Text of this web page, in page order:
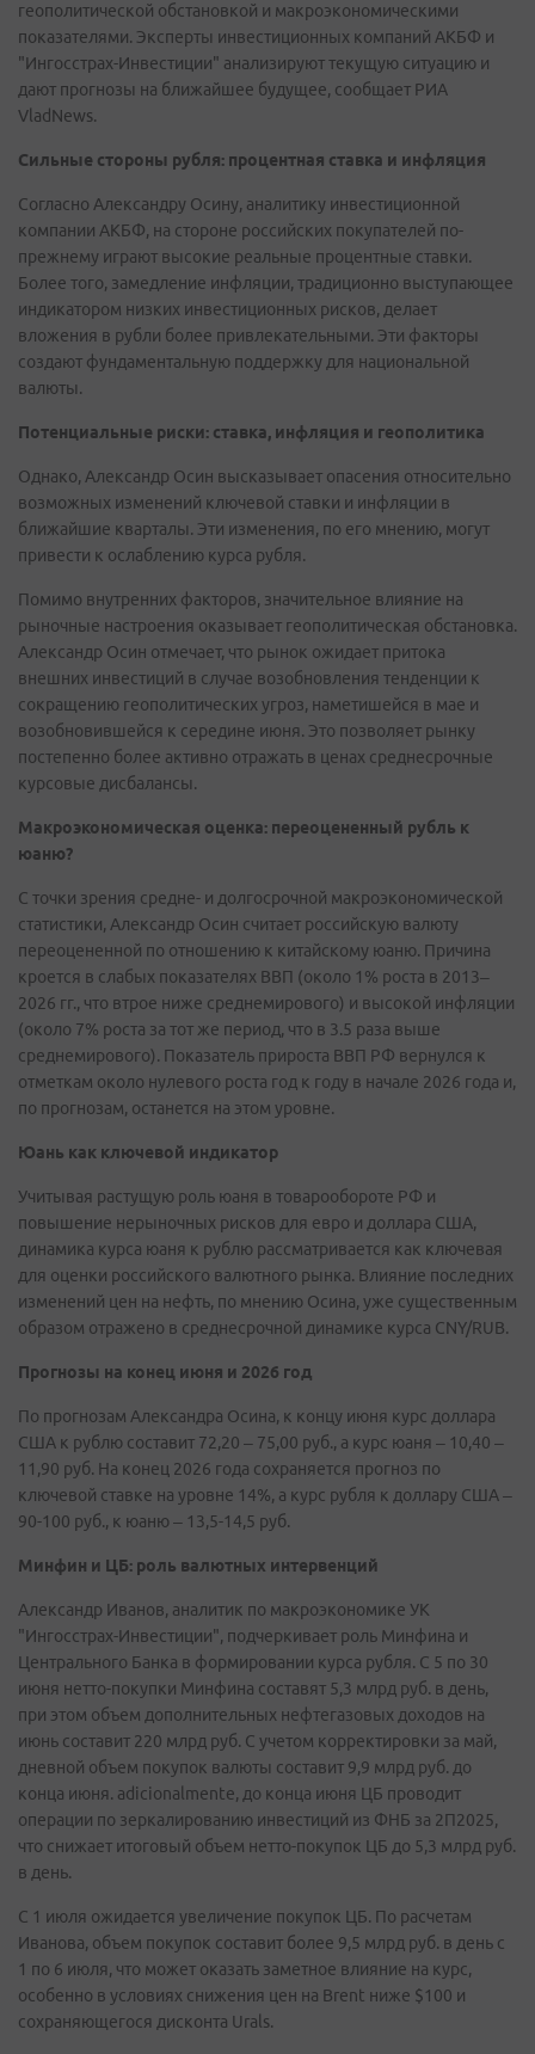
геополитической обстановкой и макроэкономическими
показателями. Эксперты инвестиционных компаний АКБФ и
"Ингосстрах-Инвестиции" анализируют текущую ситуацию и
дают прогнозы на ближайшее будущее, сообщает РИА
VladNews.
Сильные стороны рубля: процентная ставка и инфляция
Согласно Александру Осину, аналитику инвестиционной
компании АКБФ, на стороне российских покупателей по-
прежнему играют высокие реальные процентные ставки.
Более того, замедление инфляции, традиционно выступающее
индикатором низких инвестиционных рисков, делает
вложения в рубли более привлекательными. Эти факторы
создают фундаментальную поддержку для национальной
валюты.
Потенциальные риски: ставка, инфляция и геополитика
Однако, Александр Осин высказывает опасения относительно
возможных изменений ключевой ставки и инфляции в
ближайшие кварталы. Эти изменения, по его мнению, могут
привести к ослаблению курса рубля.
Помимо внутренних факторов, значительное влияние на
рыночные настроения оказывает геополитическая обстановка.
Александр Осин отмечает, что рынок ожидает притока
внешних инвестиций в случае возобновления тенденции к
сокращению геополитических угроз, наметишейся в мае и
возобновившейся к середине июня. Это позволяет рынку
постепенно более активно отражать в ценах среднесрочные
курсовые дисбалансы.
Макроэкономическая оценка: переоцененный рубль к
юаню?
С точки зрения средне- и долгосрочной макроэкономической
статистики, Александр Осин считает российскую валюту
переоцененной по отношению к китайскому юаню. Причина
кроется в слабых показателях ВВП (около 1% роста в 2013–
2026 гг., что втрое ниже среднемирового) и высокой инфляции
(около 7% роста за тот же период, что в 3.5 раза выше
среднемирового). Показатель прироста ВВП РФ вернулся к
отметкам около нулевого роста год к году в начале 2026 года и,
по прогнозам, останется на этом уровне.
Юань как ключевой индикатор
Учитывая растущую роль юаня в товарообороте РФ и
повышение нерыночных рисков для евро и доллара США,
динамика курса юаня к рублю рассматривается как ключевая
для оценки российского валютного рынка. Влияние последних
изменений цен на нефть, по мнению Осина, уже существенным
образом отражено в среднесрочной динамике курса CNY/RUB.
Прогнозы на конец июня и 2026 год
По прогнозам Александра Осина, к концу июня курс доллара
США к рублю составит 72,20 – 75,00 руб., а курс юаня – 10,40 –
11,90 руб. На конец 2026 года сохраняется прогноз по
ключевой ставке на уровне 14%, а курс рубля к доллару США –
90-100 руб., к юаню – 13,5-14,5 руб.
Минфин и ЦБ: роль валютных интервенций
Александр Иванов, аналитик по макроэкономике УК
"Ингосстрах-Инвестиции", подчеркивает роль Минфина и
Центрального Банка в формировании курса рубля. С 5 по 30
июня нетто-покупки Минфина составят 5,3 млрд руб. в день,
при этом объем дополнительных нефтегазовых доходов на
июнь составит 220 млрд руб. С учетом корректировки за май,
дневной объем покупок валюты составит 9,9 млрд руб. до
конца июня. adicionalmente, до конца июня ЦБ проводит
операции по зеркалированию инвестиций из ФНБ за 2П2025,
что снижает итоговый объем нетто-покупок ЦБ до 5,3 млрд руб.
в день.
С 1 июля ожидается увеличение покупок ЦБ. По расчетам
Иванова, объем покупок составит более 9,5 млрд руб. в день с
1 по 6 июля, что может оказать заметное влияние на курс,
особенно в условиях снижения цен на Brent ниже $100 и
сохраняющегося дисконта Urals.